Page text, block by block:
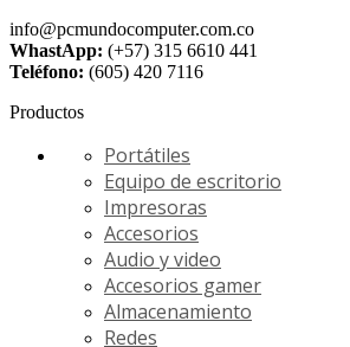
info@pcmundocomputer.com.co
WhastApp: (+57) 315 6610 441
Teléfono: (605) 420 7116
Productos
Portátiles
Equipo de escritorio
Impresoras
Accesorios
Audio y video
Accesorios gamer
Almacenamiento
Redes